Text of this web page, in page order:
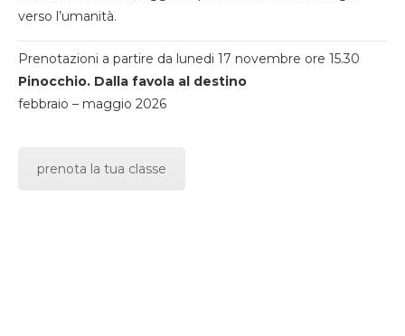
verso l’umanità.
Prenotazioni a partire da lunedi 17 novembre ore 15.30
Pinocchio. Dalla favola al destino
febbraio – maggio 2026
prenota la tua classe